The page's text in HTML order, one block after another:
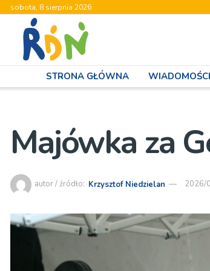
sobota, 8 sierpnia 2026
STRONA GŁÓWNA WIADOMOŚCI
Majówka za
autor / źródło: Krzysztof Niedzielan 2026/